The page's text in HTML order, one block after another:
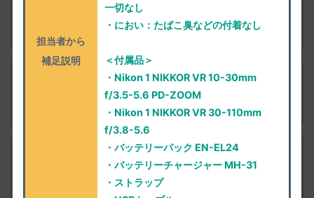
担当者から
補足説明
一切なし
・におい：たばこ臭などの付着なし
＜付属品＞
・Nikon 1 NIKKOR VR 10-30mm
f/3.5-5.6 PD-ZOOM
・Nikon 1 NIKKOR VR 30-110mm
f/3.8-5.6
・バッテリーパック EN-EL24
・バッテリーチャージャー MH-31
・ストラップ
Nikon Nikon 1 J5 ダブルレンズキット シルバー
査定依頼
Nikon Nikon 1 J5 ダブルレンズキット ブラック
付属品
Nikon Nikon 1 J5 標準パワーズームレンズキット